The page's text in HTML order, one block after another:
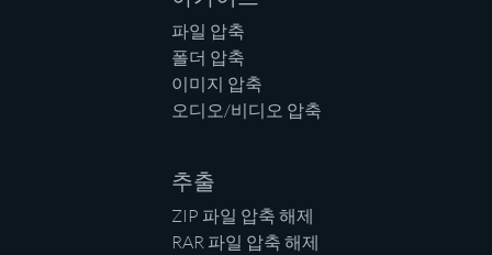
파일 압축
폴더 압축
이미지 압축
오디오/비디오 압축
추출
ZIP 파일 압축 해제
RAR 파일 압축 해제